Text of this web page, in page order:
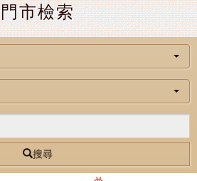
門市檢索
搜尋